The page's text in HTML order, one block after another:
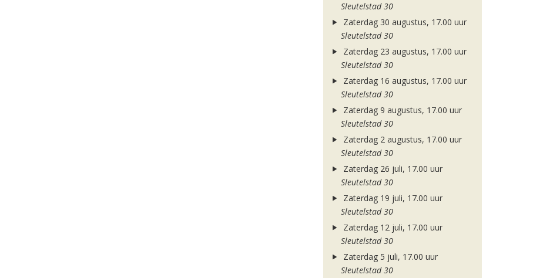
Sleutelstad 30
Zaterdag 30 augustus, 17.00 uur
Sleutelstad 30
Zaterdag 23 augustus, 17.00 uur
Sleutelstad 30
Zaterdag 16 augustus, 17.00 uur
Sleutelstad 30
Zaterdag 9 augustus, 17.00 uur
Sleutelstad 30
Zaterdag 2 augustus, 17.00 uur
Sleutelstad 30
Zaterdag 26 juli, 17.00 uur
Sleutelstad 30
Zaterdag 19 juli, 17.00 uur
Sleutelstad 30
Zaterdag 12 juli, 17.00 uur
Sleutelstad 30
Zaterdag 5 juli, 17.00 uur
Sleutelstad 30